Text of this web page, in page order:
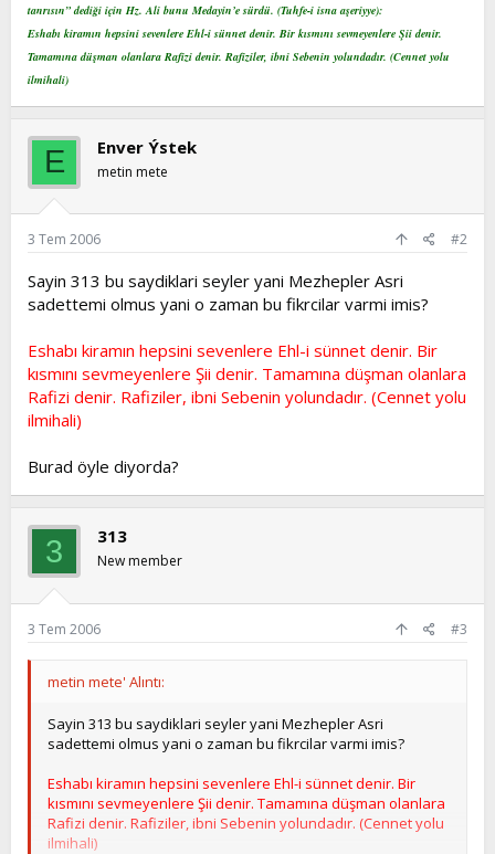
tanrısın” dediği için Hz. Ali bunu Medayin’e sürdü. (Tuhfe-i isna aşeriyye):
Eshabı kiramın hepsini sevenlere Ehl-i sünnet denir. Bir kısmını sevmeyenlere Şii denir.
Tamamına düşman olanlara Rafizi denir. Rafiziler, ibni Sebenin yolundadır. (Cennet yolu
ilmihali)
E Enver Ýstek
metin mete
3 Tem 2006 #2
Sayin 313 bu saydiklari seyler yani Mezhepler Asri
sadettemi olmus yani o zaman bu fikrcilar varmi imis?
Eshabı kiramın hepsini sevenlere Ehl-i sünnet denir. Bir
kısmını sevmeyenlere Şii denir. Tamamına düşman olanlara
Rafizi denir. Rafiziler, ibni Sebenin yolundadır. (Cennet yolu
ilmihali)
Burad öyle diyorda?
3 313
New member
3 Tem 2006 #3
metin mete' Alıntı:
Sayin 313 bu saydiklari seyler yani Mezhepler Asri
sadettemi olmus yani o zaman bu fikrcilar varmi imis?
Eshabı kiramın hepsini sevenlere Ehl-i sünnet denir. Bir
kısmını sevmeyenlere Şii denir. Tamamına düşman olanlara
Rafizi denir. Rafiziler, ibni Sebenin yolundadır. (Cennet yolu
ilmihali)